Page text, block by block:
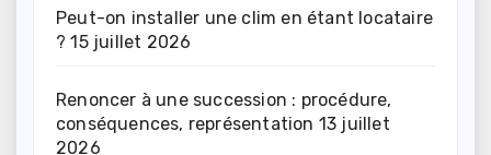
Peut-on installer une clim en étant locataire
? 15 juillet 2026
Renoncer à une succession : procédure,
conséquences, représentation 13 juillet
2026